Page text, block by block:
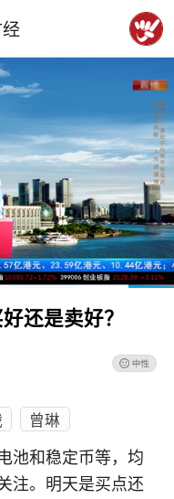
还是卖好？
曾琳
池和稳定币等，均
注。明天是买点还